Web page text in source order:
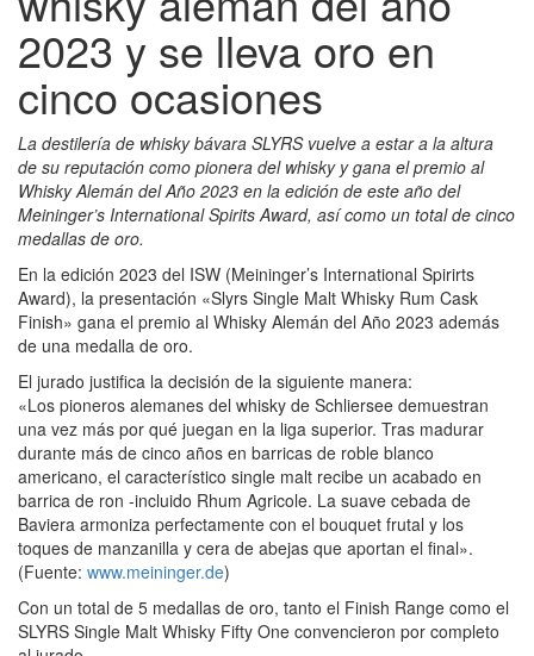
2023 y se lleva oro en
cinco ocasiones
La destilería de whisky bávara SLYRS vuelve a estar a la altura
de su reputación como pionera del whisky y gana el premio al
Whisky Alemán del Año 2023 en la edición de este año del
Meininger’s International Spirits Award, así como un total de cinco
medallas de oro.
En la edición 2023 del ISW (Meininger’s International Spirirts
Award), la presentación «Slyrs Single Malt Whisky Rum Cask
Finish» gana el premio al Whisky Alemán del Año 2023 además
de una medalla de oro.
El jurado justifica la decisión de la siguiente manera:
«Los pioneros alemanes del whisky de Schliersee demuestran
una vez más por qué juegan en la liga superior. Tras madurar
durante más de cinco años en barricas de roble blanco
americano, el característico single malt recibe un acabado en
barrica de ron -incluido Rhum Agricole. La suave cebada de
Baviera armoniza perfectamente con el bouquet frutal y los
toques de manzanilla y cera de abejas que aportan el final».
(Fuente: www.meininger.de)
Con un total de 5 medallas de oro, tanto el Finish Range como el
SLYRS Single Malt Whisky Fifty One convencieron por completo